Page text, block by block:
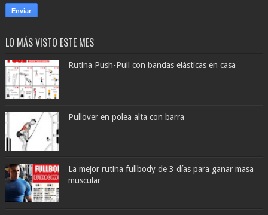
LO MÁS VISTO ESTE MES
Rutina Push-Pull con bandas elásticas en casa
Pullover en polea alta con barra
La mejor rutina fullbody de 3 días para ganar masa
muscular